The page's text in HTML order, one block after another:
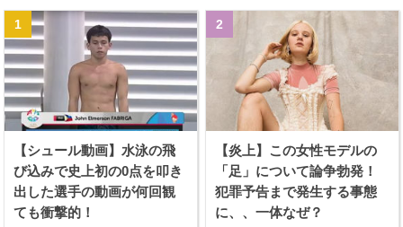
【シュール動画】水泳の飛
び込みで史上初の0点を叩き
出した選手の動画が何回観
ても衝撃的！
【炎上】この女性モデルの
「足」について論争勃発！
犯罪予告まで発生する事態
に、、一体なぜ？